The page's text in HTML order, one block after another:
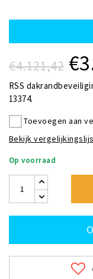
€4.121,42
RSS
13374.
Toevoegen aan
Bekijk
Op voorraad